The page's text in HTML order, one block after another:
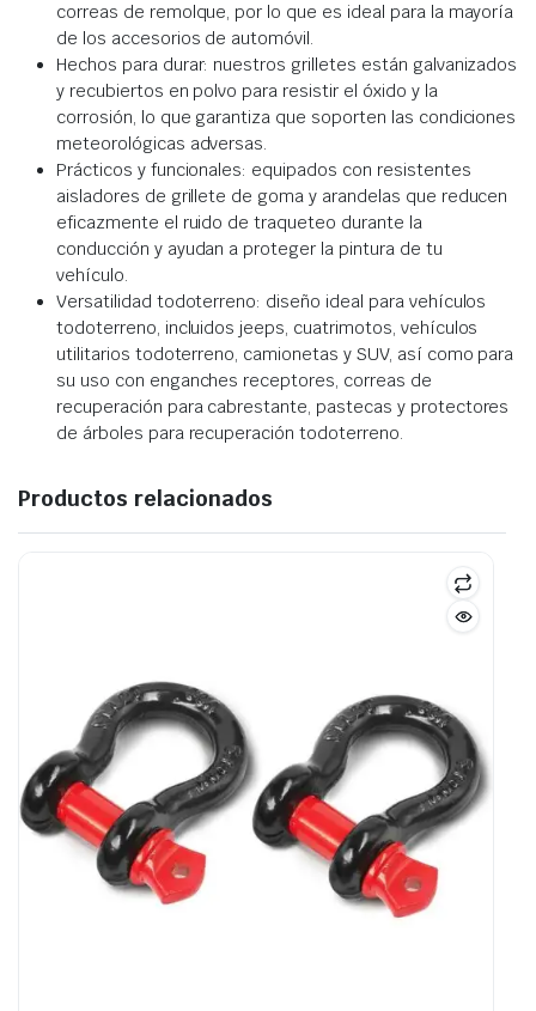
correas de remolque, por lo que es ideal para la mayoría
de los accesorios de automóvil.
Hechos para durar: nuestros grilletes están galvanizados
y recubiertos en polvo para resistir el óxido y la
corrosión, lo que garantiza que soporten las condiciones
meteorológicas adversas.
Prácticos y funcionales: equipados con resistentes
aisladores de grillete de goma y arandelas que reducen
eficazmente el ruido de traqueteo durante la
conducción y ayudan a proteger la pintura de tu
vehículo.
Versatilidad todoterreno: diseño ideal para vehículos
todoterreno, incluidos jeeps, cuatrimotos, vehículos
utilitarios todoterreno, camionetas y SUV, así como para
su uso con enganches receptores, correas de
recuperación para cabrestante, pastecas y protectores
de árboles para recuperación todoterreno.
Productos relacionados